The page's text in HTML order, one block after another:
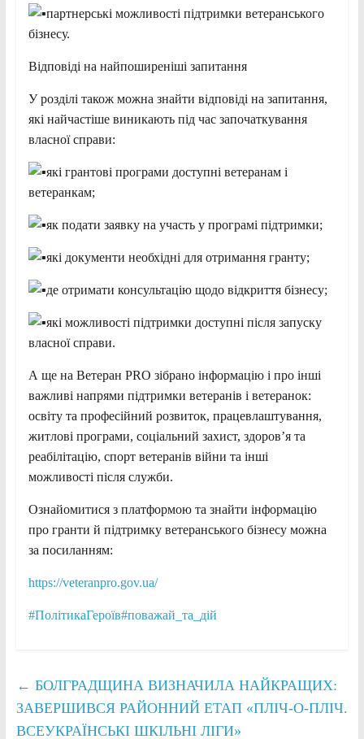
партнерські можливості підтримки ветеранського
бізнесу.
Відповіді на найпоширеніші запитання
У розділі також можна знайти відповіді на запитання,
які найчастіше виникають під час започаткування
власної справи:
які грантові програми доступні ветеранам і
ветеранкам;
як подати заявку на участь у програмі підтримки;
які документи необхідні для отримання гранту;
де отримати консультацію щодо відкриття бізнесу;
які можливості підтримки доступні після запуску
власної справи.
А ще на Ветеран PRO зібрано інформацію і про інші
важливі напрями підтримки ветеранів і ветеранок:
освіту та професійний розвиток, працевлаштування,
житлові програми, соціальний захист, здоров’я та
реабілітацію, спорт ветеранів війни та інші
можливості після служби.
Ознайомитися з платформою та знайти інформацію
про гранти й підтримку ветеранського бізнесу можна
за посиланням:
https://veteranpro.gov.ua/
#ПолітикаГероїв#поважай_та_дій
← БОЛГРАДЩИНА ВИЗНАЧИЛА НАЙКРАЩИХ:
ЗАВЕРШИВСЯ РАЙОННИЙ ЕТАП «ПЛІЧ-О-ПЛІЧ.
ВСЕУКРАЇНСЬКІ ШКІЛЬНІ ЛІГИ»